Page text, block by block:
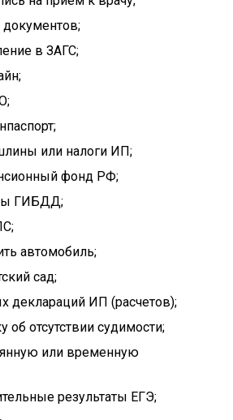
автомобиль;
сад;
деклараций ИП (расчетов);
об отсутствии судимости;
или временную
результаты ЕГЭ;